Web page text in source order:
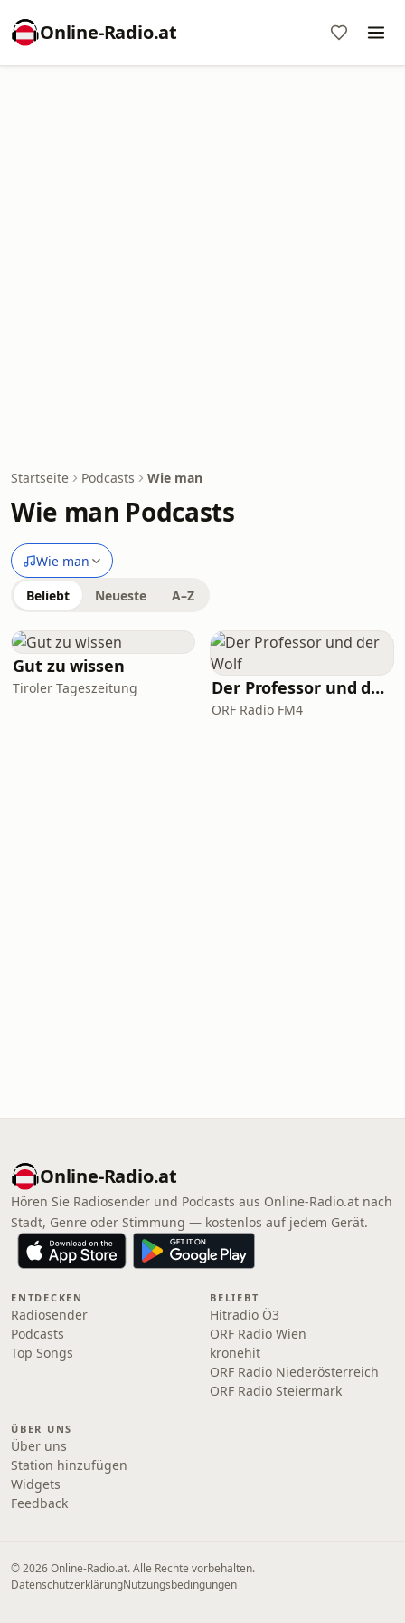
Online‑Radio.at
Startseite Podcasts Wie man
Wie man Podcasts
Wie man
Beliebt Neueste A–Z
Gut zu wissen
Tiroler Tageszeitung Der Professor und der Wolf
ORF Radio FM4
Online‑Radio.at
Hören Sie Radiosender und Podcasts aus Online‑Radio.at nach
Stadt, Genre oder Stimmung — kostenlos auf jedem Gerät.
ENTDECKEN
Radiosender
Podcasts
Top Songs
BELIEBT
Hitradio Ö3
ORF Radio Wien
kronehit
ORF Radio Niederösterreich
ORF Radio Steiermark
ÜBER UNS
Über uns
Station hinzufügen
Widgets
Feedback
© 2026 Online‑Radio.at. Alle Rechte vorbehalten.
DatenschutzerklärungNutzungsbedingungen